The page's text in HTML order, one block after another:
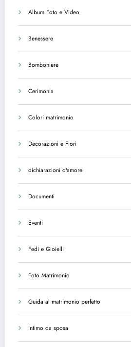
Album Foto e Video
Benessere
Bomboniere
Cerimonia
Colori matrimonio
Decorazioni e Fiori
dichiarazioni d'amore
Documenti
Eventi
Fedi e Gioielli
Foto Matrimonio
Guida al matrimonio perfetto
intimo da sposa